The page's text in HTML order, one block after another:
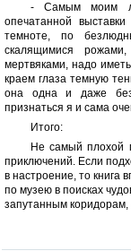
- Самым моим
опечатанной
темноте, по
скалящимися рожами,
мертвяками, надо
краем глаза темную
она одна и даже без
признаться я и сама
Итого:
Не самый плохой
приключений. Если
в настроение, то книга
по музею в поисках
запутанным коридорам,